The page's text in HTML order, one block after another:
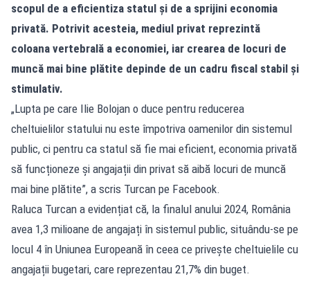
scopul de a eficientiza statul și de a sprijini economia
privată. Potrivit acesteia, mediul privat reprezintă
coloana vertebrală a economiei, iar crearea de locuri de
muncă mai bine plătite depinde de un cadru fiscal stabil și
stimulativ.
„Lupta pe care Ilie Bolojan o duce pentru reducerea
cheltuielilor statului nu este împotriva oamenilor din sistemul
public, ci pentru ca statul să fie mai eficient, economia privată
să funcționeze și angajații din privat să aibă locuri de muncă
mai bine plătite”, a scris Turcan pe Facebook.
Raluca Turcan a evidențiat că, la finalul anului 2024, România
avea 1,3 milioane de angajați în sistemul public, situându-se pe
locul 4 în Uniunea Europeană în ceea ce privește cheltuielile cu
angajații bugetari, care reprezentau 21,7% din buget.